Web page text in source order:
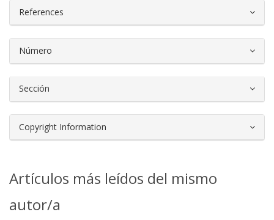
References
Número
Sección
Copyright Information
Artículos más leídos del mismo
autor/a